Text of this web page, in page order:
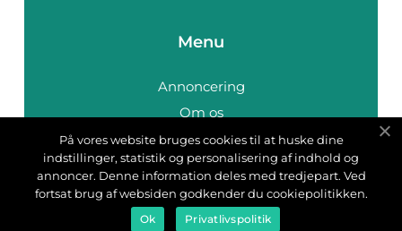
Menu
Annoncering
Om os
Cookies
Kontakt os
Sitemap
På vores website bruges cookies til at huske dine
indstillinger, statistik og personalisering af indhold og
annoncer. Denne information deles med tredjepart. Ved
fortsat brug af websiden godkender du cookiepolitikken.
Ok Privatlivspolitik